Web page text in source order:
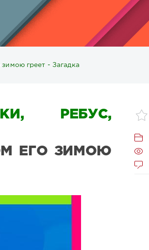
греет - Загадка
РЕБУС,
ЕГО ЗИМОЮ